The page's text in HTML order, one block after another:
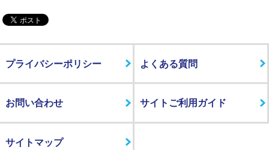
プライバシーポリシー よくある質問
お問い合わせ サイトご利用ガイド
サイトマップ